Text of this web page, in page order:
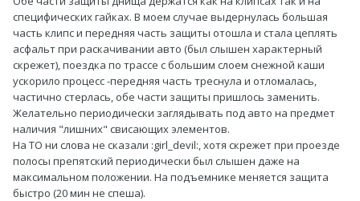
специфических гайках. В моем случае выдернулась большая
часть клипс и передняя часть защиты отошла и стала цеплять
асфальт при раскачивании авто (был слышен характерный
скрежет), поездка по трассе с большим слоем снежной каши
ускорило процесс -передняя часть треснула и отломалась,
частично стерлась, обе части защиты пришлось заменить.
Желательно периодически заглядывать под авто на предмет
наличия "лишних" свисающих элементов.
На ТО ни слова не сказали :girl_devil:, хотя скрежет при проезде
полосы препятский периодически был слышен даже на
максимальном положении. На подъемнике меняется защита
быстро (20 мин не спеша).